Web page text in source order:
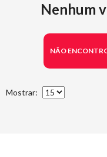
Nenhum
NÃO
Mostrar: